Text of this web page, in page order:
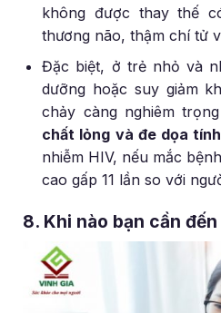
không được thay thế
thương não, thậm chí tử
Đặc biệt, ở trẻ nhỏ và
dưỡng hoặc suy giảm
chảy càng nghiêm
chất lỏng và đe dọa
nhiễm HIV, nếu mắc
cao gấp 11 lần so với
8. Khi nào bạn cần